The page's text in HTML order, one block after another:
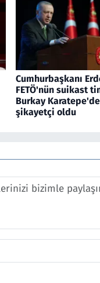
Cumhurbaşkanı
FETÖ'nün suikast
Burkay
şikayetçi oldu